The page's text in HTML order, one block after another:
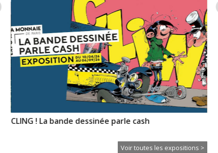
CLING ! La bande dessinée parle cash
Voir toutes les expositions >